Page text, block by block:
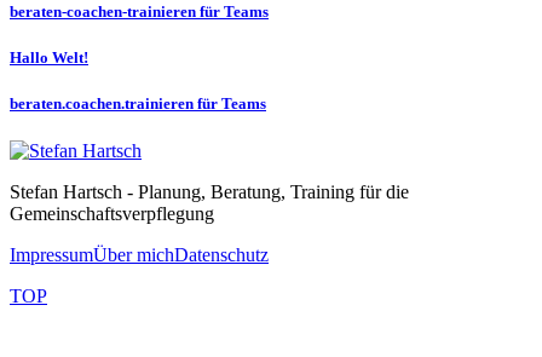
beraten-coachen-trainieren für Teams
Hallo Welt!
beraten.coachen.trainieren für Teams
Stefan Hartsch - Planung, Beratung, Training für die
Gemeinschaftsverpflegung
ImpressumÜber michDatenschutz
TOP